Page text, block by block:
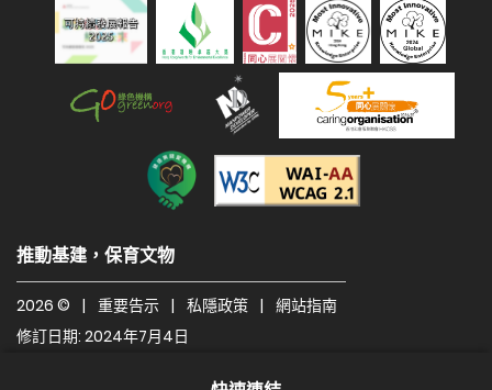
可持續發展報告 2025
綠色機構 人才企業
建造業關愛機構
推動基建，保育文物
2026 © | 重要告示 | 私隱政策 | 網站指南
修訂日期: 2024年7月4日